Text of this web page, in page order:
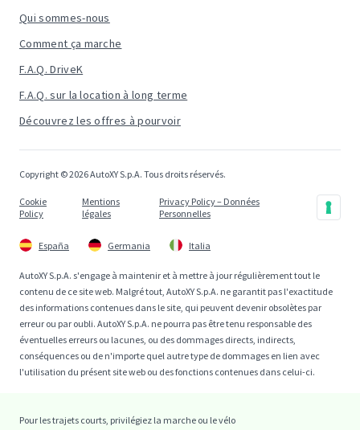
Qui sommes-nous
Comment ça marche
F.A.Q. DriveK
F.A.Q. sur la location à long terme
Découvrez les offres à pourvoir
Copyright © 2026 AutoXY S.p.A. Tous droits réservés.
Cookie
Policy
Mentions
légales
Privacy Policy – Données
Personnelles
España Germania Italia
AutoXY S.p.A. s'engage à maintenir et à mettre à jour régulièrement tout le
contenu de ce site web. Malgré tout, AutoXY S.p.A. ne garantit pas l'exactitude
des informations contenues dans le site, qui peuvent devenir obsolètes par
erreur ou par oubli. AutoXY S.p.A. ne pourra pas être tenu responsable des
éventuelles erreurs ou lacunes, ou des dommages directs, indirects,
conséquences ou de n'importe quel autre type de dommages en lien avec
l'utilisation du présent site web ou des fonctions contenues dans celui-ci.
Pour les trajets courts, privilégiez la marche ou le vélo